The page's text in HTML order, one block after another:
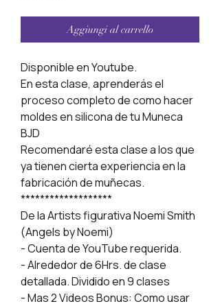
Aggiungi al carrello
Disponible en Youtube.
En esta clase, aprenderás el
proceso completo de como hacer
moldes en silicona de tu Muneca
BJD
Recomendaré esta clase a los que
ya tienen cierta experiencia en la
fabricación de muñecas.
*******************
De la Artists figurativa Noemi Smith
(Angels by Noemi)
- Cuenta de YouTube requerida.
- Alrededor de 6Hrs. de clase
detallada. Dividido en 9 clases
- Mas 2 Videos Bonus: Como usar